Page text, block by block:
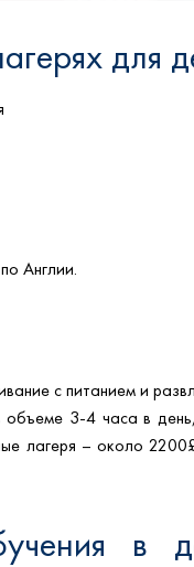
для
Англии.
с питанием и
объеме 3-4 часа в
лагеря – около
в